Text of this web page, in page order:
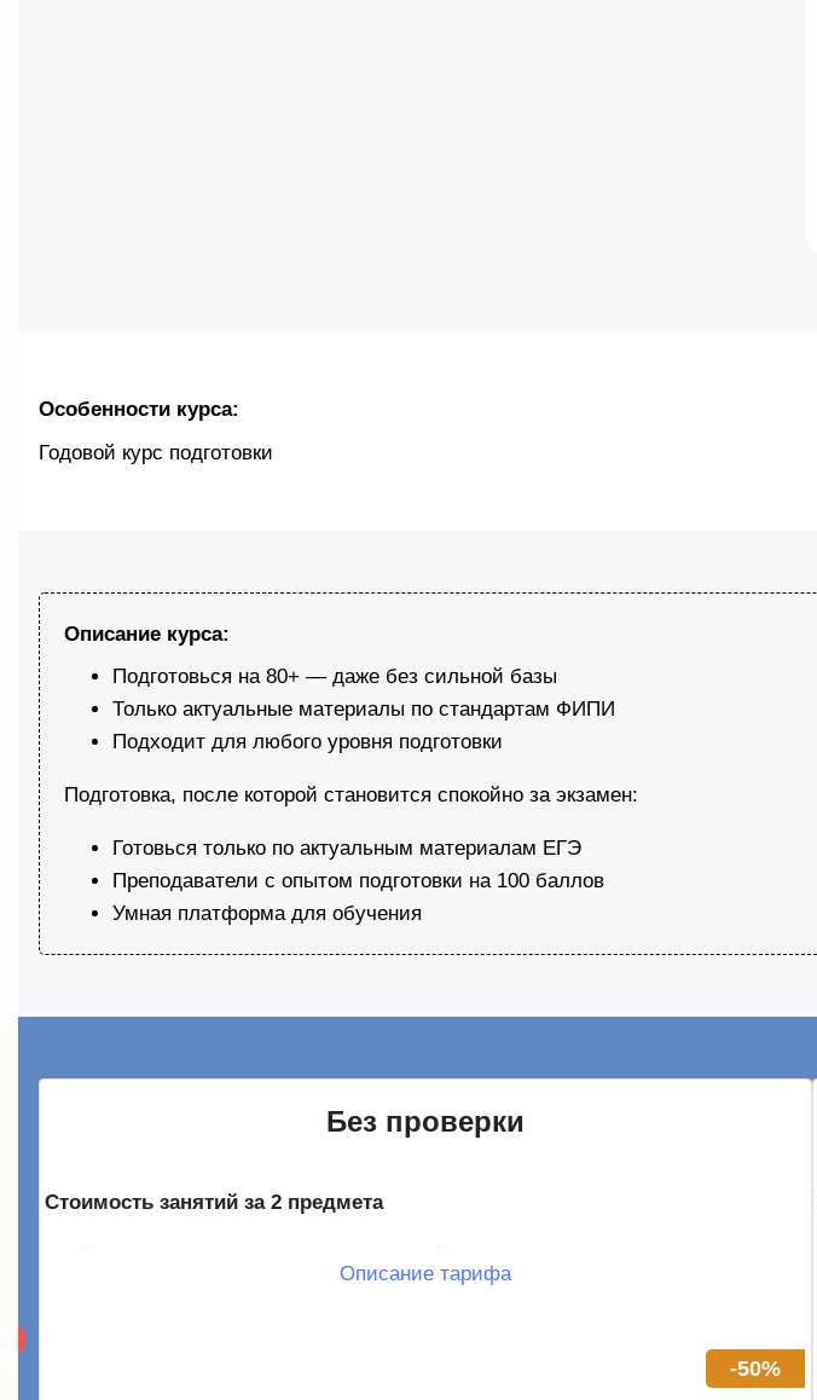
Особенности курса:
Годовой курс подготовки
Описание курса:
Подготовься на 80+ — даже без сильной базы
Только актуальные материалы по стандартам ФИПИ
Подходит для любого уровня подготовки
Подготовка, после которой становится спокойно за экзамен:
Готовься только по актуальным материалам ЕГЭ
Преподаватели с опытом подготовки на 100 баллов
Умная платформа для обучения
Без проверки
Стоимость занятий за 2 предмета
Пройди все темы кодификатора по чёткой системе
Описание тарифа
-50%